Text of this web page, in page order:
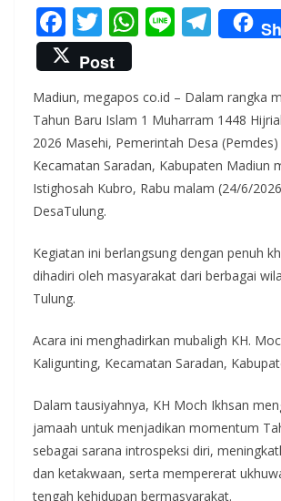
F
ac
e
b
o
o
k
T
w
itt
er
W
s
A
p
p
Li T
el
gr
a
m
Post
Madiun, megapos co.id – Dalam rangka
Tahun Baru Islam 1 Muharram 1448
2026 Masehi, Pemerintah Desa
Kecamatan Saradan, Kabupaten Madiun
Istighosah Kubro, Rabu malam (24/6/
DesaTulung.
Kegiatan ini berlangsung dengan penuh
dihadiri oleh masyarakat dari berbagai
Tulung.
Acara ini menghadirkan mubaligh KH.
Kaligunting, Kecamatan Saradan,
Dalam tausiyahnya, KH Moch Ikhsan
jamaah untuk menjadikan momentum
sebagai sarana introspeksi diri,
dan ketakwaan, serta mempererat
tengah kehidupan bermasyarakat.